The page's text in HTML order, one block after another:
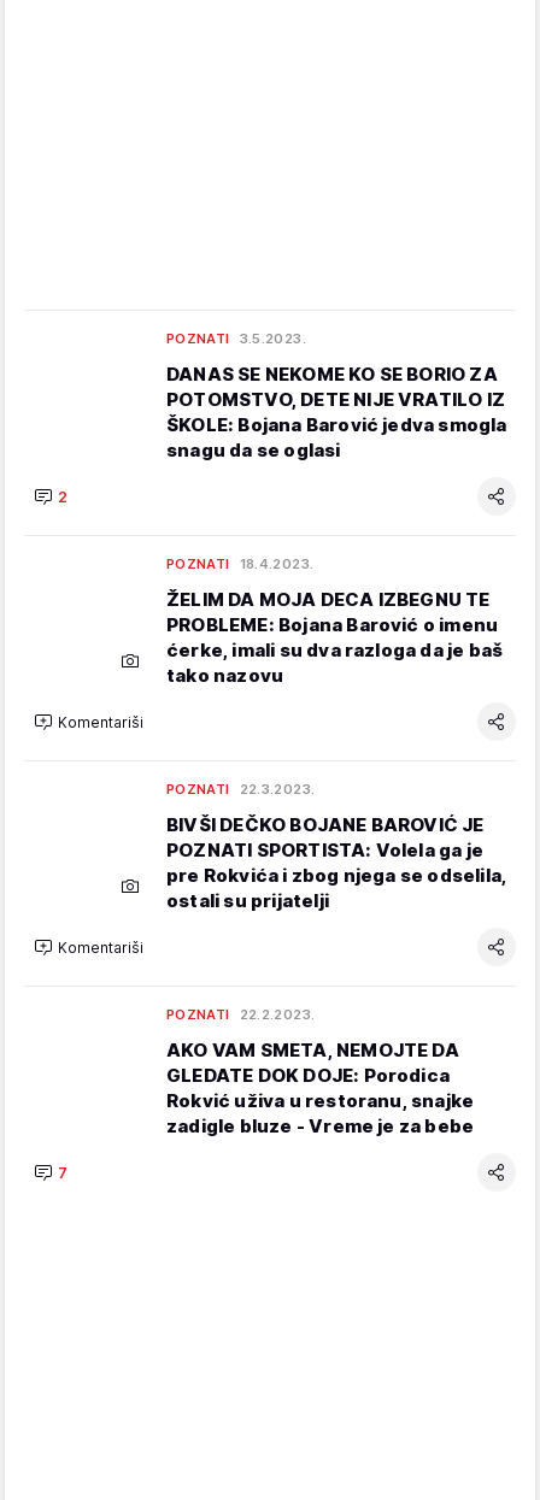
POZNATI 3.5.2023.
DANAS SE NEKOME KO SE BORIO ZA
POTOMSTVO, DETE NIJE VRATILO IZ
ŠKOLE: Bojana Barović jedva smogla
snagu da se oglasi
2
POZNATI 18.4.2023.
ŽELIM DA MOJA DECA IZBEGNU TE
PROBLEME: Bojana Barović o imenu
ćerke, imali su dva razloga da je baš
tako nazovu
Komentariši
POZNATI 22.3.2023.
BIVŠI DEČKO BOJANE BAROVIĆ JE
POZNATI SPORTISTA: Volela ga je
pre Rokvića i zbog njega se odselila,
ostali su prijatelji
Komentariši
POZNATI 22.2.2023.
AKO VAM SMETA, NEMOJTE DA
GLEDATE DOK DOJE: Porodica
Rokvić uživa u restoranu, snajke
zadigle bluze - Vreme je za bebe
7